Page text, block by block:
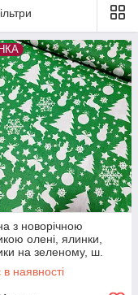
малюнки в нашому
в різних кольорах,
від 1 метра, а
для
з новорічною
олені, ялинки,
на зеленому, ш.
наявності